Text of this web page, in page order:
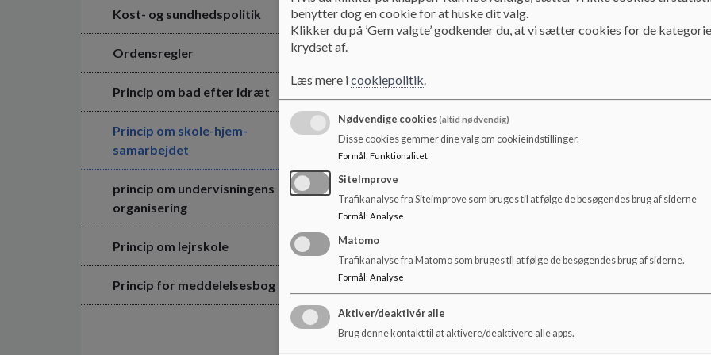
Kost- og sundhedspolitik
Ordensregler
Princip om bad efter idræt
Princip om skole-hjem-
samarbejdet
princip om undervisningens
organisering
Princip om lejrskole
Princip for meddelelsesbog
Ansvar.
- At afholde mindst én individuel årlig skole/hjem
elevplan. Derudover vurderer klasseteamet
- At sikre elevdeltagelse i alle skole/hjem samtaler. I de
sendes eleven ud, eller der aftales en ny tid med
- At det enkelte klasseteam beslutter, hvilke fag der
samtalerne.
- At opfølgning aftales under skole/hjem samtalen og
- At skolen sikrer etablering af klasseråd, der består af
Forældres ansvar:
- At deltage i skole/hjem samtaler og forældremøder.
- At forældre omtaler skole, andre forældre og elever i
- At bidrage til, at der på forældremøderne tages der
benytter dog en cookie for at huske dit valg.
Klikker du på ’Gem valgte’ godkender du, at vi sætter cookies for de
krydset af.
Læs mere icookiepolitik.
Nødvendige cookies(altid nødvendig)
Disse cookies gemmer dine valg om cookieindstillinger.
Formål: Funktionalitet
SiteImprove
Trafikanalyse fra Siteimprove som bruges til at følge de besøgendes brug af siderne
Formål : Analyse
Matomo
Trafikanalyse fra Matomo som bruges til at følge de besøgendes brug af siderne.
Formål : Analyse
Aktiver/deaktivér alle
Brug denne kontakt til at aktivere/deaktivere alle apps.